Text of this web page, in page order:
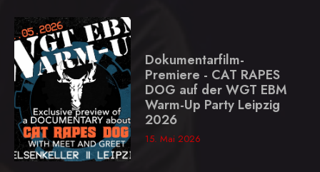
Dokumentarfilm-
Premiere - CAT RAPES
DOG auf der WGT EBM
Warm-Up Party Leipzig
2026
15. Mai 2026